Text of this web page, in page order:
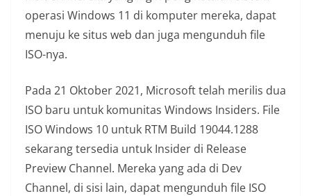
operasi Windows 11 di komputer mereka, dapat
menuju ke situs web dan juga mengunduh file
ISO-nya.
Pada 21 Oktober 2021, Microsoft telah merilis dua
ISO baru untuk komunitas Windows Insiders. File
ISO Windows 10 untuk RTM Build 19044.1288
sekarang tersedia untuk Insider di Release
Preview Channel. Mereka yang ada di Dev
Channel, di sisi lain, dapat mengunduh file ISO